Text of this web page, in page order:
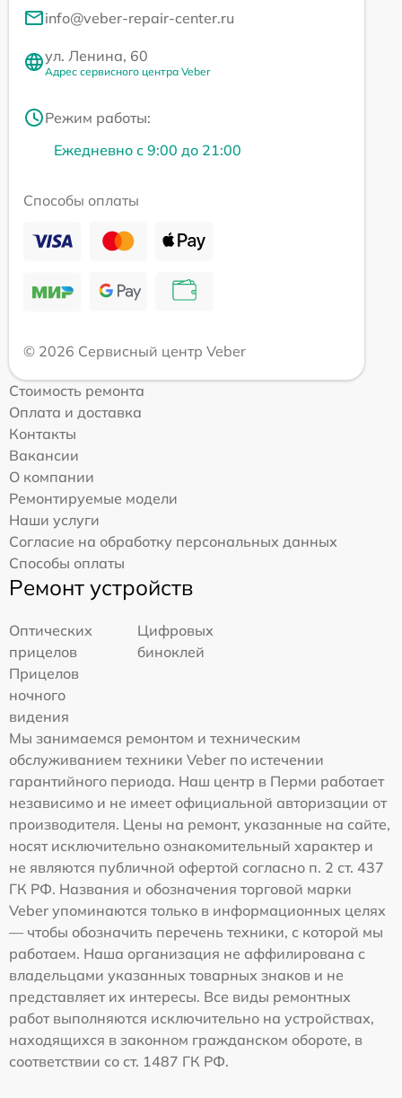
info@veber-repair-center.ru
ул. Ленина, 60
Адрес сервисного центра Veber
Режим работы:
Ежедневно с 9:00 до 21:00
Способы оплаты
© 2026 Сервисный центр Veber
Стоимость ремонта
Оплата и доставка
Контакты
Вакансии
О компании
Ремонтируемые модели
Наши услуги
Согласие на обработку персональных данных
Способы оплаты
Ремонт устройств
Оптических
прицелов
Цифровых
биноклей
Прицелов
ночного
видения
Мы занимаемся ремонтом и техническим
обслуживанием техники Veber по истечении
гарантийного периода. Наш центр в Перми работает
независимо и не имеет официальной авторизации от
производителя. Цены на ремонт, указанные на сайте,
носят исключительно ознакомительный характер и
не являются публичной офертой согласно п. 2 ст. 437
ГК РФ. Названия и обозначения торговой марки
Veber упоминаются только в информационных целях
— чтобы обозначить перечень техники, с которой мы
работаем. Наша организация не аффилирована с
владельцами указанных товарных знаков и не
представляет их интересы. Все виды ремонтных
работ выполняются исключительно на устройствах,
находящихся в законном гражданском обороте, в
соответствии со ст. 1487 ГК РФ.